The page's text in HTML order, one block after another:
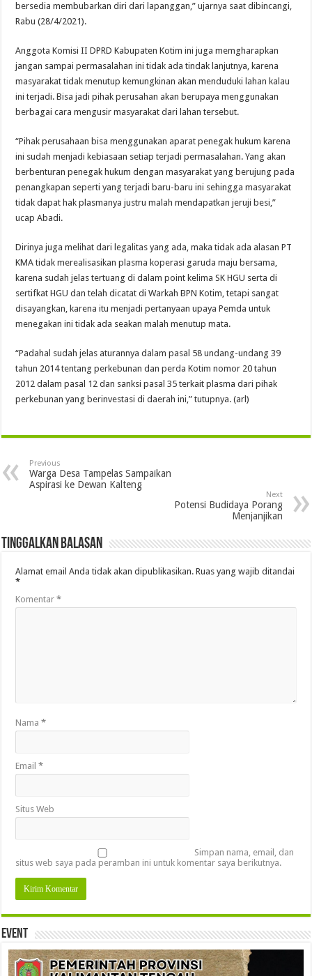
bersedia membubarkan diri dari lapanggan,” ujarnya saat dibincangi,
Rabu (28/4/2021).
Anggota Komisi II DPRD Kabupaten Kotim ini juga memgharapkan
jangan sampai permasalahan ini tidak ada tindak lanjutnya, karena
masyarakat tidak menutup kemungkinan akan menduduki lahan kalau
ini terjadi. Bisa jadi pihak perusahan akan berupaya menggunakan
berbagai cara mengusir masyarakat dari lahan tersebut.
“Pihak perusahaan bisa menggunakan aparat penegak hukum karena
ini sudah menjadi kebiasaan setiap terjadi permasalahan. Yang akan
berbenturan penegak hukum dengan masyarakat yang berujung pada
penangkapan seperti yang terjadi baru-baru ini sehingga masyarakat
tidak dapat hak plasmanya justru malah mendapatkan jeruji besi,”
ucap Abadi.
Dirinya juga melihat dari legalitas yang ada, maka tidak ada alasan PT
KMA tidak merealisasikan plasma koperasi garuda maju bersama,
karena sudah jelas tertuang di dalam point kelima SK HGU serta di
sertifkat HGU dan telah dicatat di Warkah BPN Kotim, tetapi sangat
disayangkan, karena itu menjadi pertanyaan upaya Pemda untuk
menegakan ini tidak ada seakan malah menutup mata.
“Padahal sudah jelas aturannya dalam pasal 58 undang-undang 39
tahun 2014 tentang perkebunan dan perda Kotim nomor 20 tahun
2012 dalam pasal 12 dan sanksi pasal 35 terkait plasma dari pihak
perkebunan yang berinvestasi di daerah ini,” tutupnya. (arl)
Previous
Warga Desa Tampelas Sampaikan
Aspirasi ke Dewan Kalteng
Next
Potensi Budidaya Porang
Menjanjikan
Tinggalkan Balasan
Alamat email Anda tidak akan dipublikasikan. Ruas yang wajib ditandai
*
Komentar*
Nama*
Email*
Situs Web
Simpan nama, email, dan
situs web saya pada peramban ini untuk komentar saya berikutnya.
Event